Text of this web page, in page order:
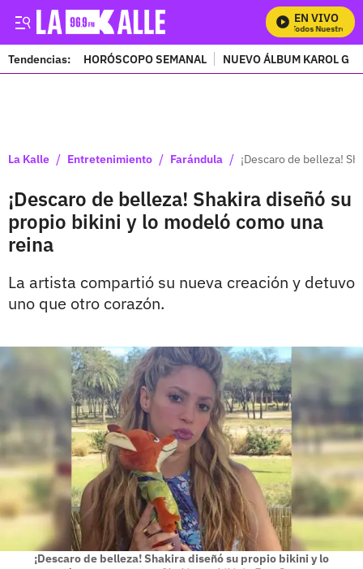
EN VIVO
Mira Todos Nuestros
Tendencias: HORÓSCOPO SEMANAL NUEVO ÁLBUM KAROL G
La Kalle / Entretenimiento / Farándula / ¡Descaro de belleza!
¡Descaro de belleza! Shakira diseñó su
propio bikini y lo modeló como una
reina
La artista compartió su nueva creación y detuvo
uno que otro corazón.
¡Descaro de belleza! Shakira diseñó su propio bikini y lo